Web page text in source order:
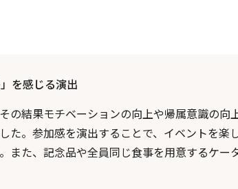
を感じる演出
の結果モチベーションの向上や帰属意識の
た。参加感を演出することで、イベントを楽
また、記念品や全員同じ食事を用意するケー